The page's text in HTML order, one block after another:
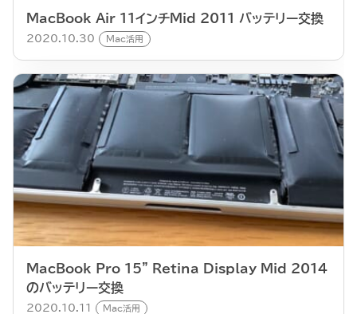
MacBook Air 11インチMid 2011 バッテリー交換
2020.10.30 Mac活用
MacBook Pro 15” Retina Display Mid 2014
のバッテリー交換
2020.10.11 Mac活用